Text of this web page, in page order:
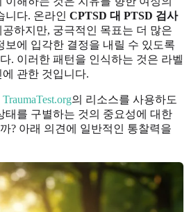
니다. 온라인 CPTSD 대 PTSD 검사
하지만, 궁극적인 목표는 더 많은
보에 입각한 결정을 내릴 수 있도록
. 이러한 패턴을 인식하는 것은 라벨
관한 것입니다.
TraumaTest.org의 리소스를 사용하도
태를 구별하는 것의 중요성에 대한
? 아래 의견에 일반적인 통찰력을